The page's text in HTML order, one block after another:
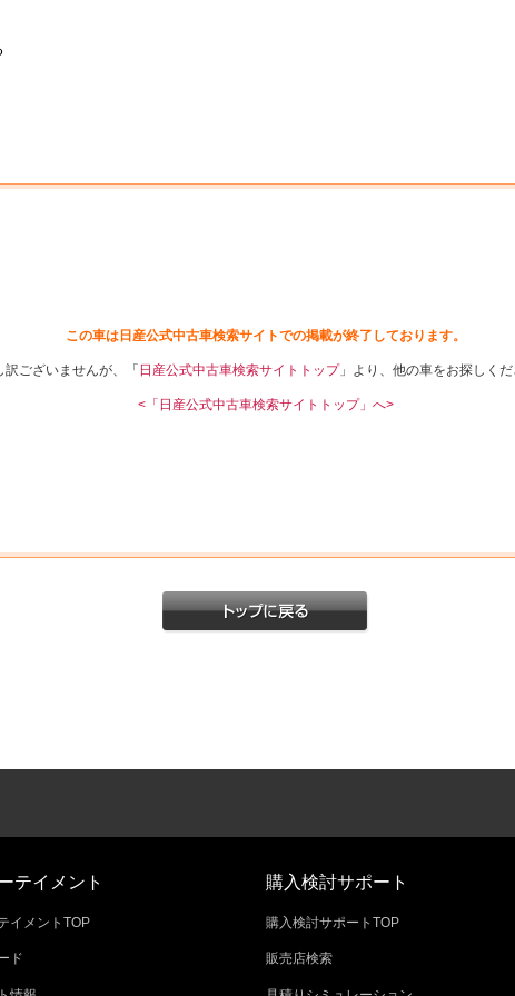
この車は日産公式中古車検索サイトでの掲載が終了しております。
訳ございませんが、「 日産公式中古車検索サイトトップ」より、他の車をお探しくだ
<「日産公式中古車検索サイトトップ」へ>
テイメント
イメントTOP
ド
購入検討サポート
購入検討サポートTOP
販売店検索